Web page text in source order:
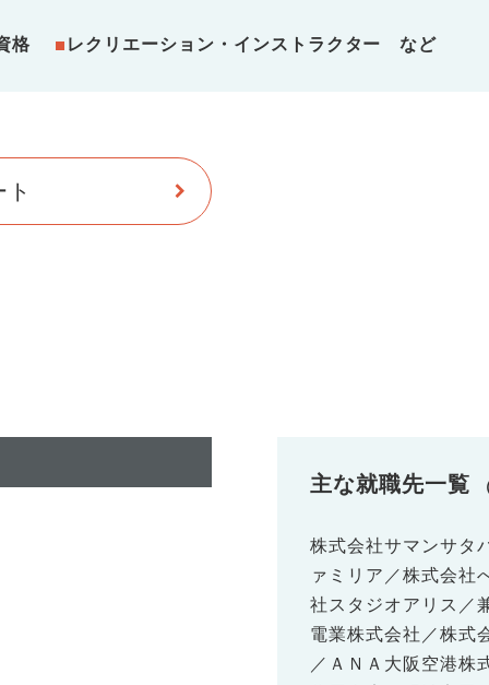
格 ■ レクリエーション・インストラクター など
主な就職先一覧
株式会社サマンサタ
ァミリア／株式会社
社スタジオアリス／
電業株式会社／株式
／ＡＮＡ大阪空港株